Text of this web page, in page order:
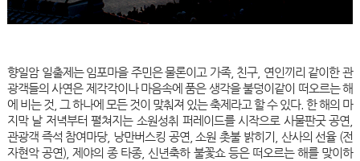
향일암 일출제는 임포마을 주민은 물론이고 가족, 친구, 연인끼리 같이한 관
광객들의 사연은 제각각이나 마음속에 품은 생각을 불덩이같이 떠오르는 해
에 비는 것, 그 하나에 모든 것이 맞춰져 있는 축제라고 할 수 있다. 한 해의 마
지막 날 저녁부터 펼쳐지는 소원성취 퍼레이드를 시작으로 사물판굿 공연,
관광객 즉석 참여마당, 낭만버스킹 공연, 소원 촛불 밝히기, 산사의 선율 (전
자현악 공연), 제야의 종 타종, 신년축하 불꽃쇼 등은 떠오르는 해를 맞이하